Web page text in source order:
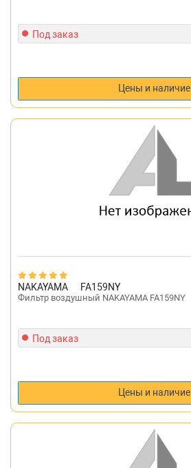
Под заказ
Цены и наличие
NAKAYAMA FA159NY
Фильтр воздушный NAKAYAMA FA159NY
Под заказ
Цены и наличие